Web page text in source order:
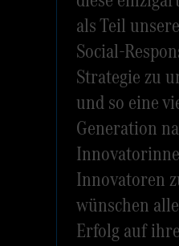
als Teil
Social-
Strategie zu
und so eine
Generation
Innovatoren
wünschen
Erfolg auf